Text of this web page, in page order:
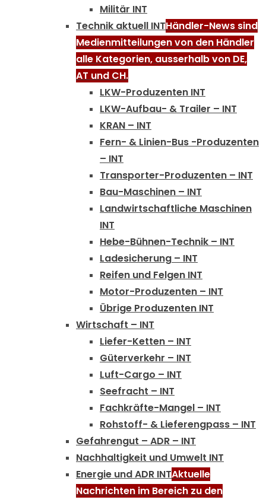
Militär INT
Technik aktuell INTHändler-News sind
Medienmitteilungen von den Händler
alle Kategorien, ausserhalb von DE,
AT und CH.
LKW-Produzenten INT
LKW-Aufbau- & Trailer – INT
KRAN – INT
Fern- & Linien-Bus -Produzenten
– INT
Transporter-Produzenten – INT
Bau-Maschinen – INT
Landwirtschaftliche Maschinen
INT
Hebe-Bühnen-Technik – INT
Ladesicherung – INT
Reifen und Felgen INT
Motor-Produzenten – INT
Übrige Produzenten INT
Wirtschaft – INT
Liefer-Ketten – INT
Güterverkehr – INT
Luft-Cargo – INT
Seefracht – INT
Fachkräfte-Mangel – INT
Rohstoff- & Lieferengpass – INT
Gefahrengut – ADR – INT
Nachhaltigkeit und Umwelt INT
Energie und ADR INTAktuelle
Nachrichten im Bereich zu den